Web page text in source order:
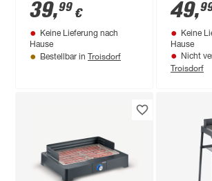
GT-PG 8106'
schwarz 62 x 27 x 58
cm
39,99 €
Keine Lieferung nach
Hause
Bestellbar in Troisdorf
70 cm
49,
Keine
Hause
Nicht
Troisdorf